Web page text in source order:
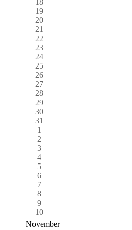
19
20
21
22
23
24
25
26
27
28
29
30
31
1
2
3
4
5
6
7
8
9
10
November